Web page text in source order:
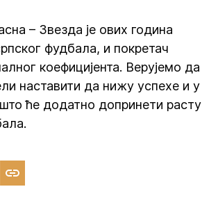
– Звезда је ових година
фудбала, и покретач
коефицијента. Верујемо да
наставити да нижу успехе и у
ће додатно допринети расту